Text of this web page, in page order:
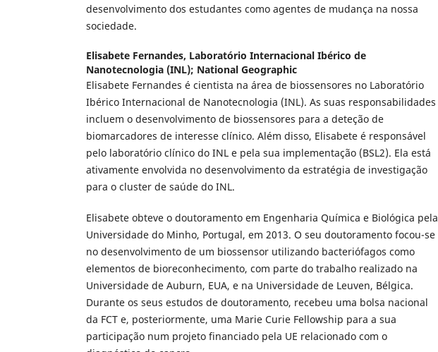
desenvolvimento dos estudantes como agentes de mudança na nossa
sociedade.
Elisabete Fernandes, Laboratório Internacional Ibérico de
Nanotecnologia (INL); National Geographic
Elisabete Fernandes é cientista na área de biossensores no Laboratório
Ibérico Internacional de Nanotecnologia (INL). As suas responsabilidades
incluem o desenvolvimento de biossensores para a deteção de
biomarcadores de interesse clínico. Além disso, Elisabete é responsável
pelo laboratório clínico do INL e pela sua implementação (BSL2). Ela está
ativamente envolvida no desenvolvimento da estratégia de investigação
para o cluster de saúde do INL.
Elisabete obteve o doutoramento em Engenharia Química e Biológica pela
Universidade do Minho, Portugal, em 2013. O seu doutoramento focou-se
no desenvolvimento de um biossensor utilizando bacteriófagos como
elementos de bioreconhecimento, com parte do trabalho realizado na
Universidade de Auburn, EUA, e na Universidade de Leuven, Bélgica.
Durante os seus estudos de doutoramento, recebeu uma bolsa nacional
da FCT e, posteriormente, uma Marie Curie Fellowship para a sua
participação num projeto financiado pela UE relacionado com o